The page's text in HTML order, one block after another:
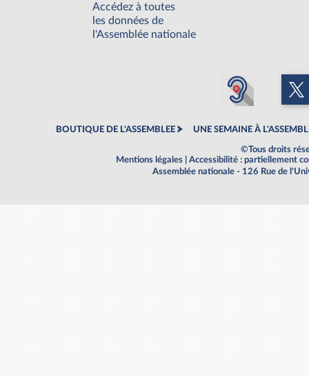
Accédez à toutes
les données de
l'Assemblée nationale
BOUTIQUE DE L'ASSEMBLEE UNE SEMAINE À
©Tous droits
Mentions légales
Accessibilité : partiellement
Assemblée nationale - 126 Rue de